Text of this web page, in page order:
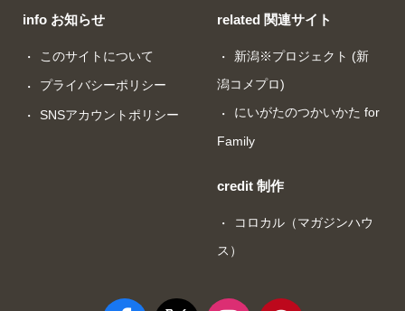
info お知らせ
このサイトについて
プライバシーポリシー
SNSアカウントポリシー
related 関連サイト
新潟※プロジェクト (新
潟コメプロ)
にいがたのつかいかた for
Family
credit 制作
コロカル（マガジンハウ
ス）